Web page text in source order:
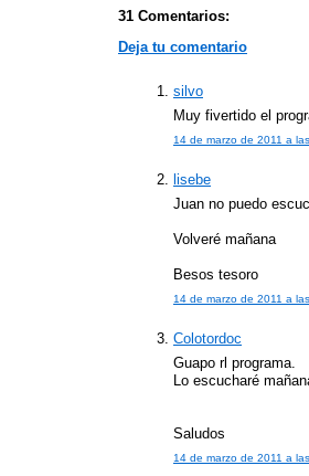
31 Comentarios:
Deja tu comentario
silvo
Muy fivertido el
14 de marzo de 2011 a
lisebe
Juan no puedo
Volveré mañana
Besos tesoro
14 de marzo de 2011 a
Colotordoc
Guapo rl programa.
Lo escucharé
Saludos
14 de marzo de 2011 a